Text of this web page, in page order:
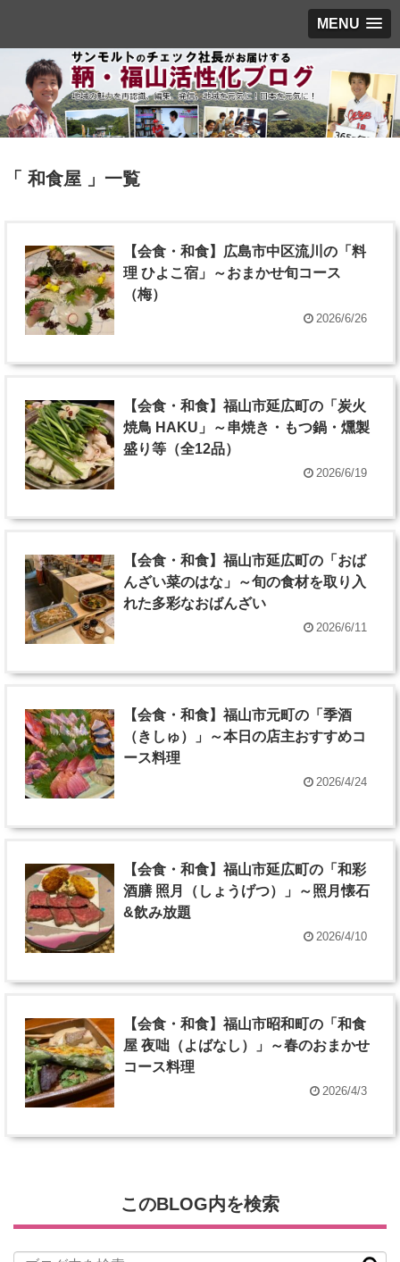
MENU
「 和食屋 」一覧
【会食・和食】広島市中区流川の「料
理 ひよこ宿」～おまかせ旬コース
（梅）
2026/6/26
【会食・和食】福山市延広町の「炭火
焼鳥 HAKU」～串焼き・もつ鍋・燻製
盛り等（全12品）
2026/6/19
【会食・和食】福山市延広町の「おば
んざい菜のはな」～旬の食材を取り入
れた多彩なおばんざい
2026/6/11
【会食・和食】福山市元町の「季酒
（きしゅ）」～本日の店主おすすめコ
ース料理
2026/4/24
【会食・和食】福山市延広町の「和彩
酒膳 照月（しょうげつ）」～照月懐石
&飲み放題
2026/4/10
【会食・和食】福山市昭和町の「和食
屋 夜咄（よばなし）」～春のおまかせ
コース料理
2026/4/3
このBLOG内を検索